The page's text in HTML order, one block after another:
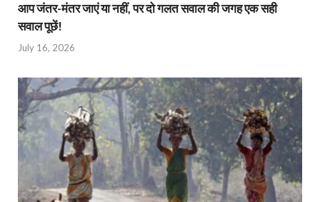
आप जंतर-मंतर जाएं या नहीं, पर दो गलत सवाल की जगह एक सही
सवाल पूछें!
July 16, 2026